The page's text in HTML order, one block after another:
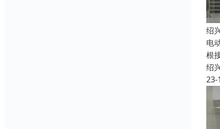
绍
电
根
绍
23-